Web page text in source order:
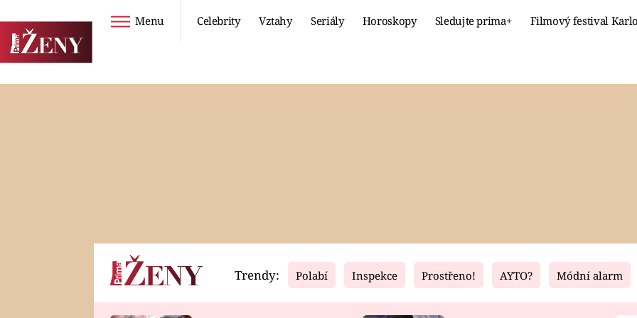
Menu Celebrity Vztahy Seriály Horoskopy Sledujte prima+ Filmový festival
Horoskopy Video Fresh Living
Trendy: Polabí Inspekce Prostřeno! AYTO? Módní alarm